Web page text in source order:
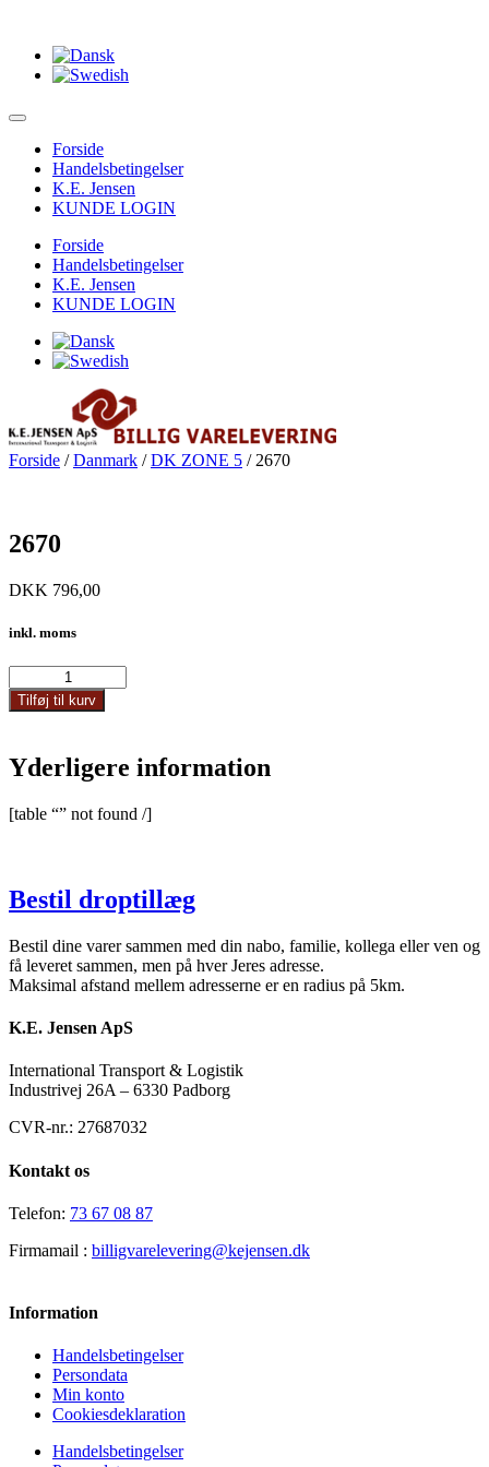
Forside
Handelsbetingelser
K.E. Jensen
KUNDE LOGIN
Forside
Handelsbetingelser
K.E. Jensen
KUNDE LOGIN
Forside /Danmark /DK ZONE 5 / 2670
2670
DKK 796,00
inkl. moms
antal
Tilføj til kurv
Yderligere information
[table “” not found /]
Bestil droptillæg
Bestil dine varer sammen med din nabo, familie, kollega eller ven og
få leveret sammen, men på hver Jeres adresse.
Maksimal afstand mellem adresserne er en radius på 5km.
K.E. Jensen ApS
International Transport & Logistik
Industrivej 26A – 6330 Padborg
CVR-nr.: 27687032
Kontakt os
Telefon: 73 67 08 87
Firmamail : billigvarelevering@kejensen.dk
Information
Handelsbetingelser
Persondata
Min konto
Cookiesdeklaration
Handelsbetingelser